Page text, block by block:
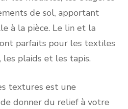
de sol, apportant
à la pièce. Le lin et la
parfaits pour les textiles
les plaids et les tapis.
textures est une
donner du relief à votre